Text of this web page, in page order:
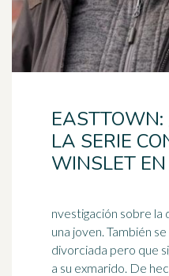
EASTTOWN:
LA SERIE
WINSLET
nvestigación sobre la
una joven. También se muestra como una mujer
divorciada pero que
a su exmarido. De